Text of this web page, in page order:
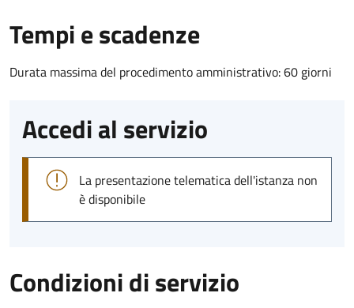
Tempi e scadenze
Durata massima del procedimento amministrativo: 60 giorni
Accedi al servizio
La presentazione telematica dell'istanza non
è disponibile
Condizioni di servizio